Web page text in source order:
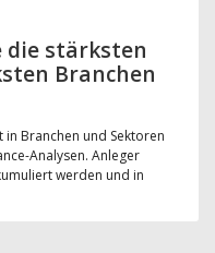
die stärksten
Branchen
Branchen und Sektoren
Analysen. Anleger
werden und in